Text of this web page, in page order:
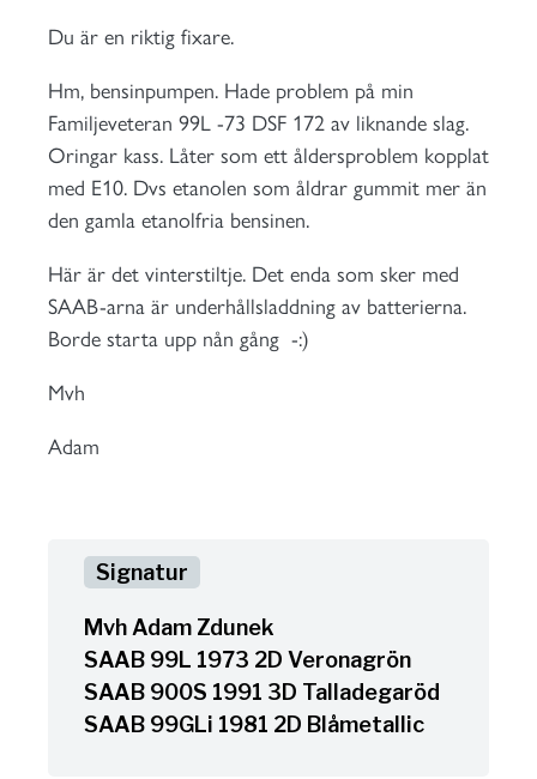
Du är en riktig fixare.
Hm, bensinpumpen. Hade problem på min
Familjeveteran 99L -73 DSF 172 av liknande slag.
Oringar kass. Låter som ett åldersproblem kopplat
med E10. Dvs etanolen som åldrar gummit mer än
den gamla etanolfria bensinen.
Här är det vinterstiltje. Det enda som sker med
SAAB-arna är underhållsladdning av batterierna.
Borde starta upp nån gång -:)
Mvh
Adam
Mvh Adam Zdunek
SAAB 99L 1973 2D Veronagrön
SAAB 900S 1991 3D Talladegaröd
SAAB 99GLi 1981 2D Blåmetallic